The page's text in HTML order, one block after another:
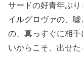
サードの好青年ぶり
イルグロヴァの、
の、真っすぐに相
いからこそ、出せた